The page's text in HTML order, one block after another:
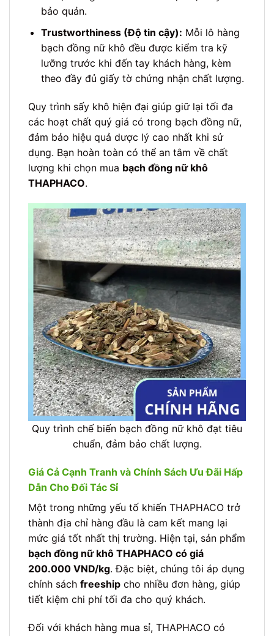
bảo quản.
Trustworthiness (Độ tin cậy): Mỗi lô hàng
bạch đồng nữ khô đều được kiểm tra kỹ
lưỡng trước khi đến tay khách hàng, kèm
theo đầy đủ giấy tờ chứng nhận chất lượng.
Quy trình sấy khô hiện đại giúp giữ lại tối đa
các hoạt chất quý giá có trong bạch đồng nữ,
đảm bảo hiệu quả dược lý cao nhất khi sử
dụng. Bạn hoàn toàn có thể an tâm về chất
lượng khi chọn mua bạch đồng nữ khô
THAPHACO.
Quy trình chế biến bạch đồng nữ khô đạt tiêu
chuẩn, đảm bảo chất lượng.
Giá Cả Cạnh Tranh và Chính Sách Ưu Đãi Hấp
Dẫn Cho Đối Tác Sỉ
Một trong những yếu tố khiến THAPHACO trở
thành địa chỉ hàng đầu là cam kết mang lại
mức giá tốt nhất thị trường. Hiện tại, sản phẩm
bạch đồng nữ khô THAPHACO có giá
200.000 VND/kg. Đặc biệt, chúng tôi áp dụng
chính sách freeship cho nhiều đơn hàng, giúp
tiết kiệm chi phí tối đa cho quý khách.
Đối với khách hàng mua sỉ, THAPHACO có